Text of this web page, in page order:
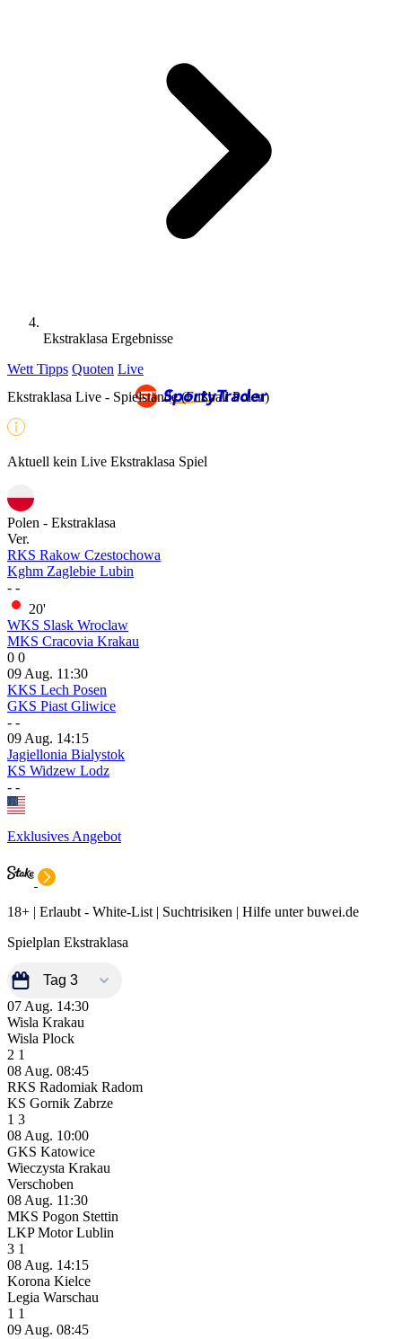
Ekstraklasa Ergebnisse
Wett Tipps Quoten Live
Ekstraklasa Live - Spielstände (Fußball Polen)
Aktuell kein Live Ekstraklasa Spiel
Polen - Ekstraklasa
Ver.
RKS Rakow Czestochowa
Kghm Zaglebie Lubin
- -
20'
WKS Slask Wroclaw
MKS Cracovia Krakau
0 0
09 Aug. 11:30
KKS Lech Posen
GKS Piast Gliwice
- -
09 Aug. 14:15
Jagiellonia Bialystok
KS Widzew Lodz
- -
Exklusives Angebot
18+ | Erlaubt - White-List | Suchtrisiken | Hilfe unter buwei.de
Spielplan Ekstraklasa
07 Aug. 14:30
Wisla Krakau
Wisla Plock
2 1
08 Aug. 08:45
RKS Radomiak Radom
KS Gornik Zabrze
1 3
08 Aug. 10:00
GKS Katowice
Wieczysta Krakau
Verschoben
08 Aug. 11:30
MKS Pogon Stettin
LKP Motor Lublin
3 1
08 Aug. 14:15
Korona Kielce
Legia Warschau
1 1
09 Aug. 08:45